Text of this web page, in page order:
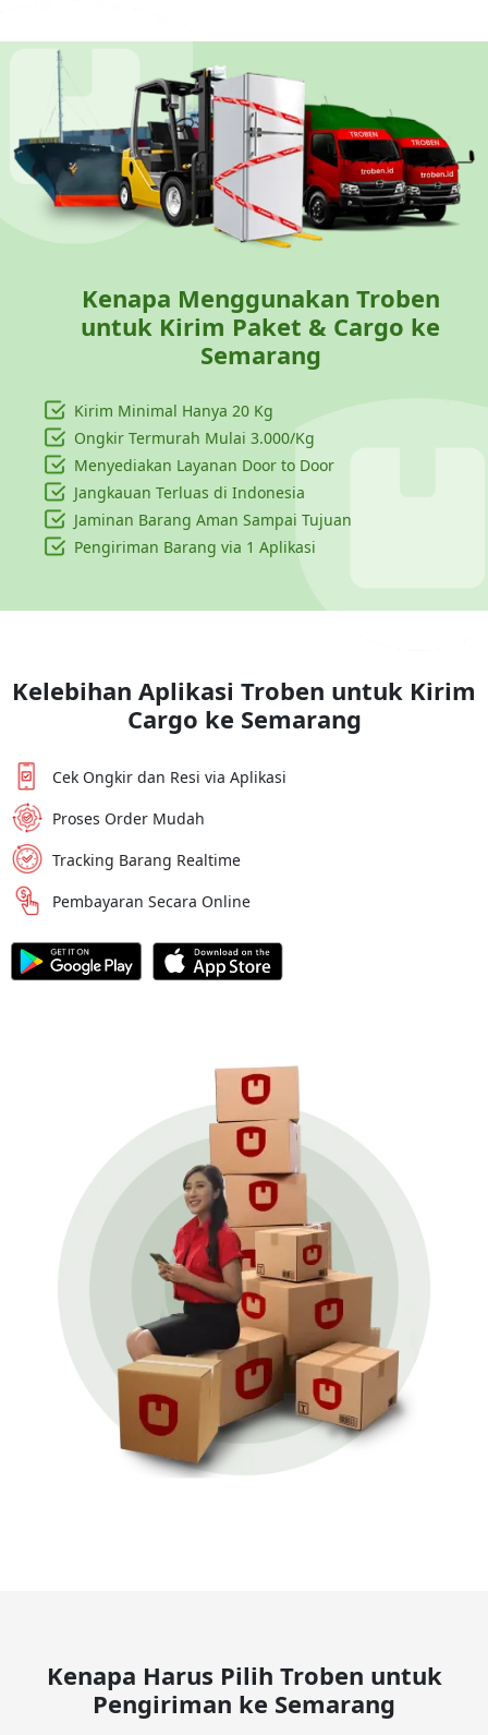
Kenapa Menggunakan Troben
untuk Kirim Paket & Cargo ke
Semarang
Kirim Minimal Hanya 20 Kg
Ongkir Termurah Mulai 3.000/Kg
Menyediakan Layanan Door to Door
Jangkauan Terluas di Indonesia
Jaminan Barang Aman Sampai Tujuan
Pengiriman Barang via 1 Aplikasi
Kelebihan Aplikasi Troben untuk Kirim
Cargo ke Semarang
Cek Ongkir dan Resi via Aplikasi
Proses Order Mudah
Tracking Barang Realtime
Pembayaran Secara Online
Kenapa Harus Pilih Troben untuk
Pengiriman ke Semarang